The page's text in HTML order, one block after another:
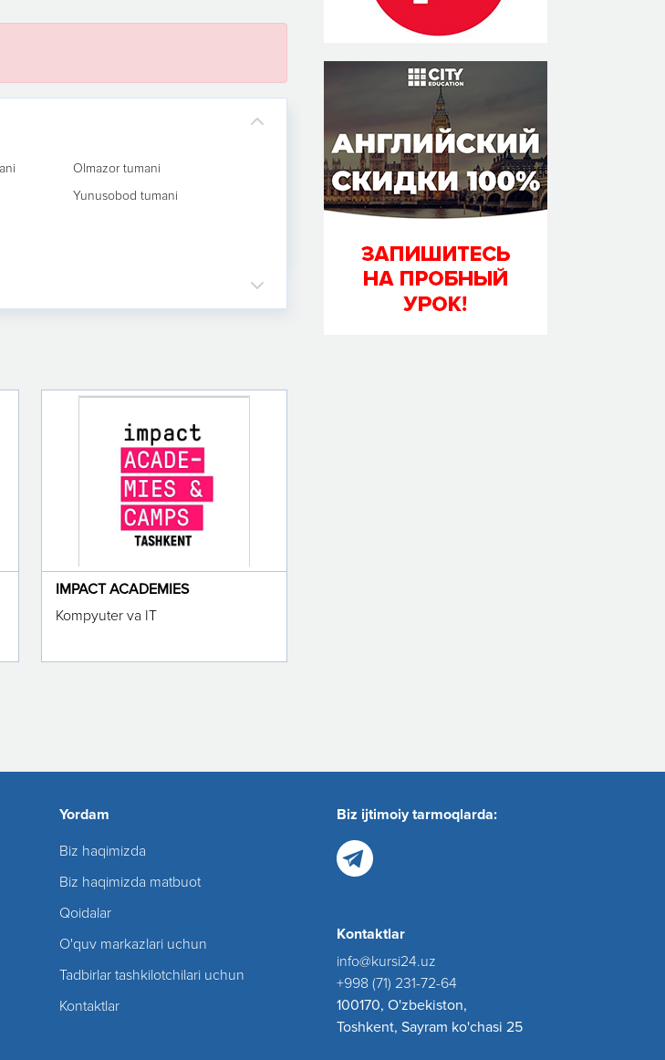
Olmazor tumani
Yunusobod tumani
IMPACT ACADEMIES
Kompyuter va IT
Yordam
Biz haqimizda
Biz haqimizda matbuot
Qoidalar
O'quv markazlari uchun
Tadbirlar tashkilotchilari uchun
Kontaktlar
Biz ijtimoiy tarmoqlarda:
Kontaktlar
info@kursi24.uz
+998 (71) 231-72-64
100170, O'zbekiston,
Toshkent, Sayram ko'chasi 25